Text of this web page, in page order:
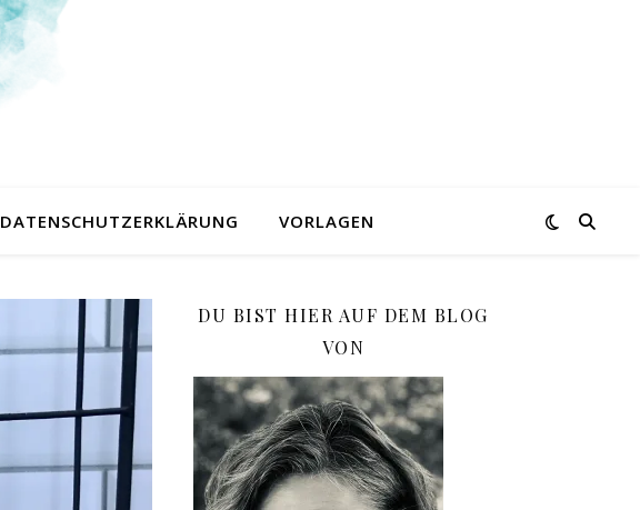
DATENSCHUTZERKLÄRUNG VORLAGEN
DU BIST HIER AUF DEM BLOG
VON